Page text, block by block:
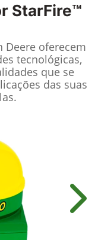
StarFire™
Deere oferecem
tecnológicas,
que se
das suas